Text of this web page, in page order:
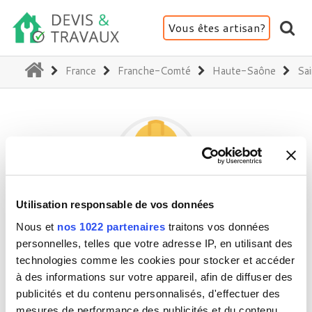
Utilisation responsable de vos données
Nous et nos 1022 partenaires traitons vos données
personnelles, telles que votre adresse IP, en utilisant des
technologies comme les cookies pour stocker et accéder
à des informations sur votre appareil, afin de diffuser des
publicités et du contenu personnalisés, d'effectuer des
Vous êtes artisan?
(current)
France Franche-Comté Haute-Saône
SERRURERIE
70300 Saint-Sauveur
Activité(s) : Devis divers